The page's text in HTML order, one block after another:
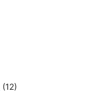
(12)